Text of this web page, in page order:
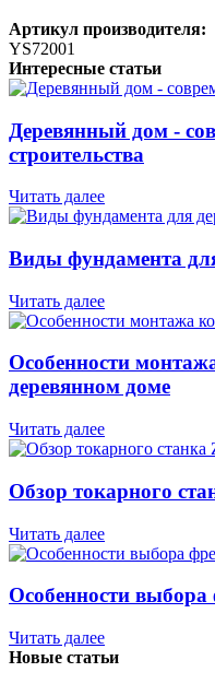
Артикул производителя:
YS72001
Интересные статьи
Деревянный дом -
строительства
Читать далее
Виды фундамента
Читать далее
Особенности
деревянном доме
Читать далее
Обзор токарного
Читать далее
Особенности
Читать далее
Новые статьи